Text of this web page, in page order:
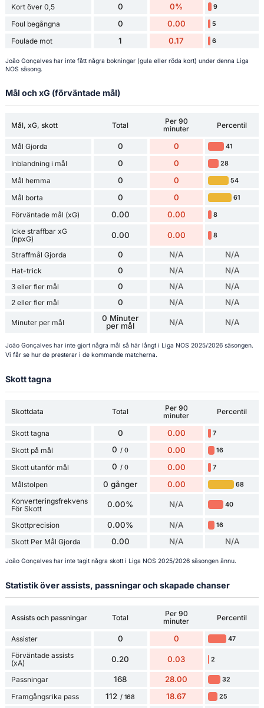
Kort över 0,5 0 0% 9
Foul begångna 0 0.00 5
Foulade mot 1 0.17 6
João Gonçalves har inte fått några bokningar (gula eller röda kort) under denna Liga
NOS säsong.
Mål och xG (förväntade mål)
Mål, xG, skott Total
Per 90
minuter
Percentil
Mål Gjorda 0 0 41
Inblandning i mål 0 0 28
Mål hemma 0 0 54
Mål borta 0 0 61
Förväntade mål (xG) 0.00 0.00 8
Icke straffbar xG
(npxG)
0.00 0.00 8
Straffmål Gjorda 0 N/A N/A
Hat-trick 0 N/A N/A
3 eller fler mål 0 N/A N/A
2 eller fler mål 0 N/A N/A
Minuter per mål
0 Minuter
per mål
N/A N/A
João Gonçalves har inte gjort några mål så här långt i Liga NOS 2025/2026 säsongen.
Vi får se hur de presterar i de kommande matcherna.
Skott tagna
Skottdata Total
Per 90
minuter
Percentil
Skott tagna 0 0.00 7
Skott på mål 0 / 0 0.00 16
Skott utanför mål 0 / 0 0.00 7
Målstolpen 0 gånger 0.00 68
Konverteringsfrekvens
För Skott
0.00% N/A 40
Skottprecision 0.00% N/A 16
Skott Per Mål Gjorda 0.00 N/A N/A
João Gonçalves har inte tagit några skott i Liga NOS 2025/2026 säsongen ännu.
Statistik över assists, passningar och skapade chanser
Assists och passningar Total
Per 90
minuter
Percentil
Assister 0 0 47
Förväntade assists
(xA)
0.20 0.03 2
Passningar 168 28.00 32
Framgångsrika pass 112 / 168 18.67 25